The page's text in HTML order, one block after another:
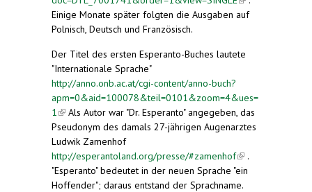
external)
Einige Monate später folgten die Ausgaben auf
Polnisch, Deutsch und Französisch.
Der Titel des ersten Esperanto-Buches lautete
"Internationale Sprache"
http://anno.onb.ac.at/cgi-content/anno-buch?
apm=0&aid=100078&teil=0101&zoom=4&ues=
1 (link is external)
Als Autor war "Dr. Esperanto" angegeben, das
Pseudonym des damals 27-jährigen Augenarztes
Ludwik Zamenhof
http://esperantoland.org/presse/#zamenhof(link is
external)
.
"Esperanto" bedeutet in der neuen Sprache "ein
Hoffender"; daraus entstand der Sprachname.